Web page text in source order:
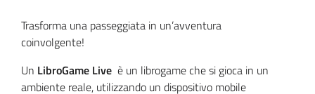
Trasforma una passeggiata in un’avventura
coinvolgente!
Un LibroGame Live è un librogame che si gioca in un
ambiente reale, utilizzando un dispositivo mobile